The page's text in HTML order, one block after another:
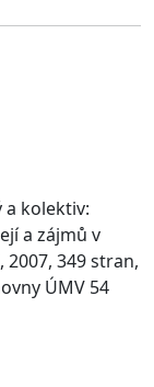
a kolektiv:
a zájmů v
2007, 349 stran,
ÚMV 54